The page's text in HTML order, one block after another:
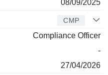
08/09/2025
CMP
Compliance Officer
-
27/04/2026